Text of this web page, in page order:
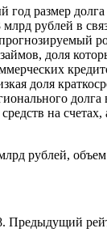
год размер
рублей в
доля
доля
на
рублей,